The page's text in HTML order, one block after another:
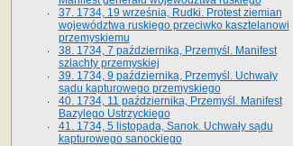
37. 1734, 19 września, Rudki. Protest ziemian
województwa ruskiego przeciwko kasztelanowi
przemyskiemu
38. 1734, 7 października, Przemyśl. Manifest
szlachty przemyskiej
39. 1734, 9 października, Przemyśl. Uchwały
sądu kapturowego przemyskiego
40. 1734, 11 października, Przemyśl. Manifest
Bazylego Ustrzyckiego
41. 1734, 5 listopada, Sanok. Uchwały sądu
kapturowego sanockiego